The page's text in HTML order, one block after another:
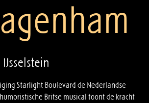
IJsselstein
Starlight Boulevard de Nederlandse
Britse musical toont de kracht